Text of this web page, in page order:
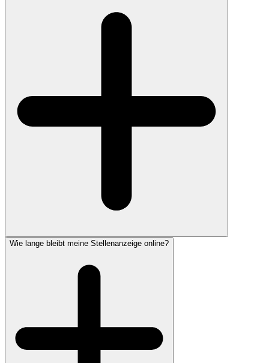
Wie lange bleibt meine Stellenanzeige online?